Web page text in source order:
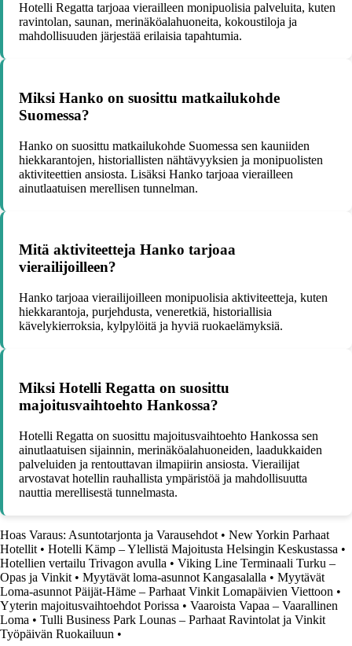
Hotelli Regatta tarjoaa vierailleen monipuolisia palveluita, kuten
ravintolan, saunan, merinäköalahuoneita, kokoustiloja ja
mahdollisuuden järjestää erilaisia tapahtumia.
Miksi Hanko on suosittu matkailukohde
Suomessa?
Hanko on suosittu matkailukohde Suomessa sen kauniiden
hiekkarantojen, historiallisten nähtävyyksien ja monipuolisten
aktiviteettien ansiosta. Lisäksi Hanko tarjoaa vierailleen
ainutlaatuisen merellisen tunnelman.
Mitä aktiviteetteja Hanko tarjoaa
vierailijoilleen?
Hanko tarjoaa vierailijoilleen monipuolisia aktiviteetteja, kuten
hiekkarantoja, purjehdusta, veneretkiä, historiallisia
kävelykierroksia, kylpylöitä ja hyviä ruokaelämyksiä.
Miksi Hotelli Regatta on suosittu
majoitusvaihtoehto Hankossa?
Hotelli Regatta on suosittu majoitusvaihtoehto Hankossa sen
ainutlaatuisen sijainnin, merinäköalahuoneiden, laadukkaiden
palveluiden ja rentouttavan ilmapiirin ansiosta. Vierailijat
arvostavat hotellin rauhallista ympäristöä ja mahdollisuutta
nauttia merellisestä tunnelmasta.
Hoas Varaus: Asuntotarjonta ja Varausehdot • New Yorkin Parhaat
Hotellit • Hotelli Kämp – Ylellistä Majoitusta Helsingin Keskustassa •
Hotellien vertailu Trivagon avulla • Viking Line Terminaali Turku –
Opas ja Vinkit • Myytävät loma-asunnot Kangasalalla • Myytävät
Loma-asunnot Päijät-Häme – Parhaat Vinkit Lomapäivien Viettoon •
Yyterin majoitusvaihtoehdot Porissa • Vaaroista Vapaa – Vaarallinen
Loma • Tulli Business Park Lounas – Parhaat Ravintolat ja Vinkit
Työpäivän Ruokailuun •